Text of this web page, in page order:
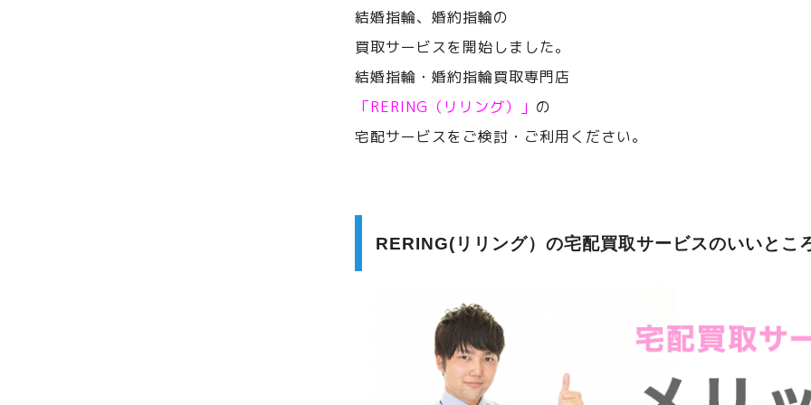
結婚指輪、婚約指輪の
買取サービスを開始しました。
結婚指輪・婚約指輪買取専門店
「RERING（リリング）」 の
宅配サービスをご検討・ご利用ください。
RERING(リリング）の宅配買取サービスのいいとこ